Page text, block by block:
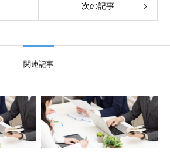
次の記事
関連記事